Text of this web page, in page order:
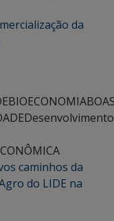
da
BIOECONOMIA
Desenvolvimento
caminhos da
do LIDE na